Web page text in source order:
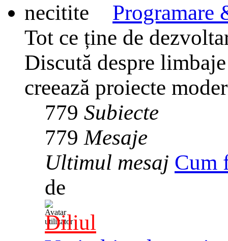
Programare
Tot ce ține de
Discută despre
creează proiecte
779 Subiecte
779Mesaje
Ultimul mesaj Cum
de
Diliul